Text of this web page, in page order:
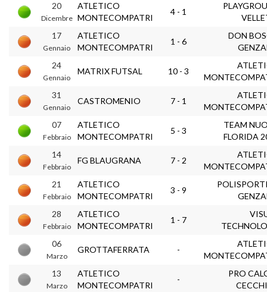
20
Dicembre
ATLETICO
MONTECOMPATRI
4 - 1
17
Gennaio
ATLETICO
MONTECOMPATRI
1 - 6
DON
24
Gennaio
MATRIX FUTSAL 10 - 3
31
Gennaio
CASTROMENIO 7 - 1
07
Febbraio
ATLETICO
MONTECOMPATRI
5 - 3
TEAM
FLORIDA
14
Febbraio
FG BLAUGRANA 7 - 2
21
Febbraio
ATLETICO
MONTECOMPATRI
3 - 9
28
Febbraio
ATLETICO
MONTECOMPATRI
1 - 7
06
Marzo
GROTTAFERRATA -
13
Marzo
ATLETICO
MONTECOMPATRI
-
PRO